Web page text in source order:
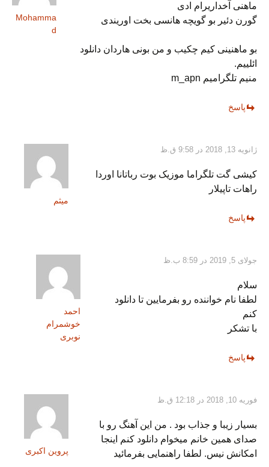
Mohamma
d
ماهنی آخداریرام ادی
گورن دئیر بو گویچه هانسی بخت اوریندی
بو ماهنینی کیم چکیب و من بونی هاردان دانلود
ائلییم.
منیم تلگرامیم m_apn
پاسخ
میثم
ژانویه 13, 2018 در 9:58 ق.ظ
کیشی گت تلگراما موزیک بوت رباتانا اوردا
راهات تاپیلار
پاسخ
احمد
خوشمرام
نوبری
جولای 5, 2019 در 8:59 ب.ظ
سلام
لطفا نام خواننده رو بفرمایین تا دانلود
کنم
با تشکر
پاسخ
پروین اکبری
فوریه 10, 2018 در 12:18 ق.ظ
بسیار زیبا و جذاب بود . من این آهنگ رو با
صدای همین خانم میخوام دانلود کنم اینجا
امکانش نیس. لطفا راهنمایی بفرمائید